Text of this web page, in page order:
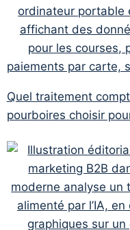
Quel traitement
pourboires choisir